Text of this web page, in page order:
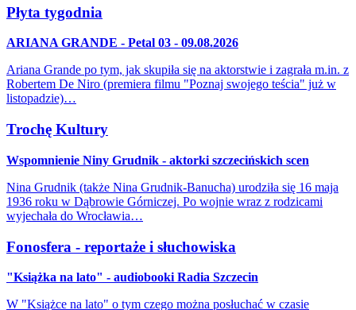
Płyta tygodnia
ARIANA GRANDE - Petal 03 - 09.08.2026
Ariana Grande po tym, jak skupiła się na aktorstwie i zagrała m.in. z
Robertem De Niro (premiera filmu "Poznaj swojego teścia" już w
listopadzie)…
Trochę Kultury
Wspomnienie Niny Grudnik - aktorki szczecińskich scen
Nina Grudnik (także Nina Grudnik-Banucha) urodziła się 16 maja
1936 roku w Dąbrowie Górniczej. Po wojnie wraz z rodzicami
wyjechała do Wrocławia…
Fonosfera - reportaże i słuchowiska
"Książka na lato" - audiobooki Radia Szczecin
W "Książce na lato" o tym czego można posłuchać w czasie